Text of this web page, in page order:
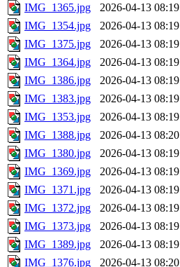
IMG_1365.jpg
2026-04-13 08:19
IMG_1354.jpg
2026-04-13 08:19
IMG_1375.jpg
2026-04-13 08:19
IMG_1364.jpg
2026-04-13 08:19
IMG_1386.jpg
2026-04-13 08:19
IMG_1383.jpg
2026-04-13 08:19
IMG_1353.jpg
2026-04-13 08:19
IMG_1388.jpg
2026-04-13 08:20
IMG_1380.jpg
2026-04-13 08:19
IMG_1369.jpg
2026-04-13 08:19
IMG_1371.jpg
2026-04-13 08:19
IMG_1372.jpg
2026-04-13 08:19
IMG_1373.jpg
2026-04-13 08:19
IMG_1389.jpg
2026-04-13 08:19
IMG_1376.jpg
2026-04-13 08:20